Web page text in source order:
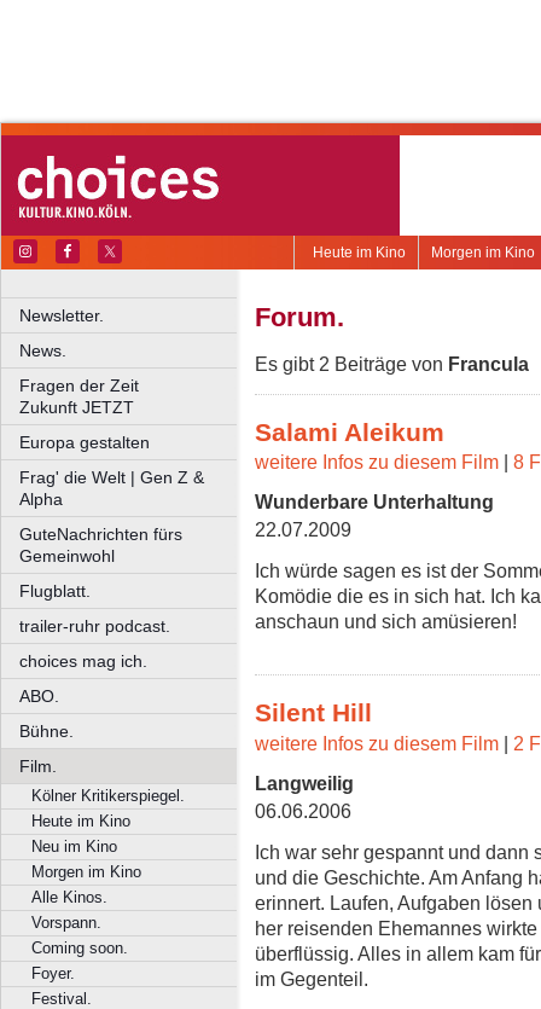
Morgen im Kino
Heute im Kino
Newsletter.
News.
Fragen der Zeit
Zukunft JETZT
Europa gestalten
Frag' die Welt | Gen Z &
Alpha
GuteNachrichten fürs
Gemeinwohl
Flugblatt.
trailer-ruhr podcast.
choices mag ich.
ABO.
Bühne.
Film.
Kölner Kritikerspiegel.
Heute im Kino
Neu im Kino
Morgen im Kino
Alle Kinos.
Vorspann.
Coming soon.
Foyer.
Festival.
Forum.
Es gibt 2 Beiträge von Francula
Salami Aleikum
weitere Infos zu diesem Film | 8
Wunderbare Unterhaltung
22.07.2009
Ich würde sagen es ist der
Komödie die es in sich hat. Ich
anschaun und sich amüsieren!
Silent Hill
weitere Infos zu diesem Film | 2
Langweilig
06.06.2006
Ich war sehr gespannt und dann
und die Geschichte. Am Anfang
erinnert. Laufen, Aufgaben
her reisenden Ehemannes
überflüssig. Alles in allem kam
im Gegenteil.